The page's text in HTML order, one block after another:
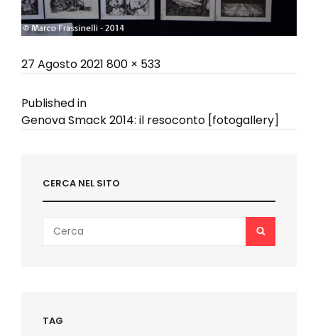
Posted
27 Agosto 2021 Full
800 × 533
Navigazione
Published in
Genova Smack 2014: il resoconto [fotogallery]
CERCA NEL SITO
for:
SEARCH
TAG